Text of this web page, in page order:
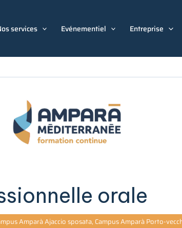
services Evénementiel Entreprise
orale
Amparà Ajaccio sposata, Campus Amparà Porto-